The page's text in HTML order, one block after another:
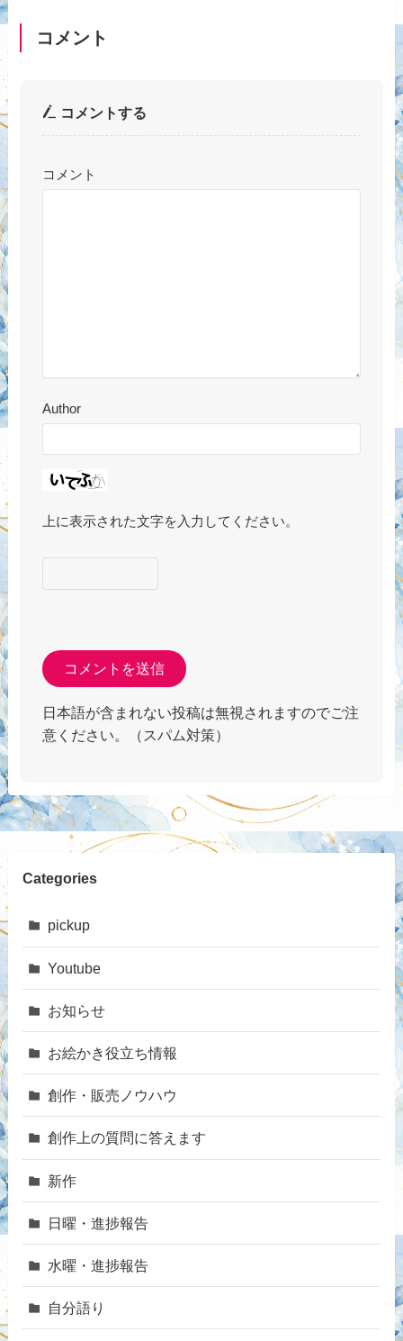
コメント
コメントする
コメント
Author
上に表示された文字を入力してください。
日本語が含まれない投稿は無視されますのでご注
意ください。（スパム対策）
Categories
pickup
Youtube
お知らせ
お絵かき役立ち情報
創作・販売ノウハウ
創作上の質問に答えます
新作
日曜・進捗報告
水曜・進捗報告
自分語り